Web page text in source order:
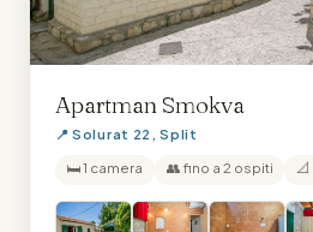
Apartman Smokva
📍 Solurat 22, Split
🛏 1 camera 👥 fino a 2 ospiti